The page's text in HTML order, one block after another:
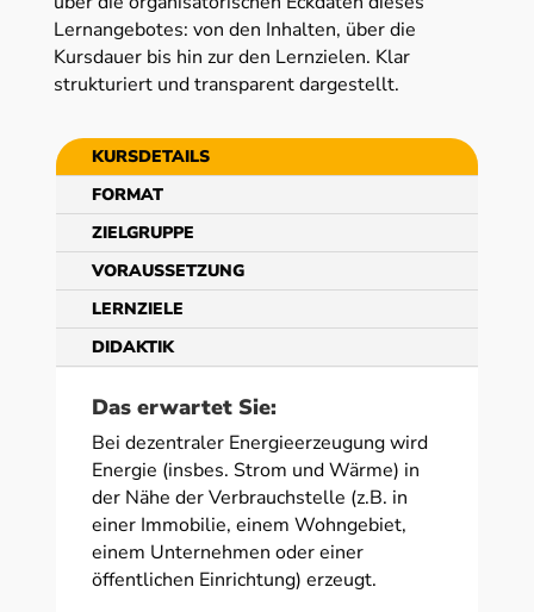
Lernangebotes: von den Inhalten, über die
Kursdauer bis hin zur den Lernzielen. Klar
strukturiert und transparent dargestellt.
KURSDETAILS
FORMAT
ZIELGRUPPE
VORAUSSETZUNG
LERNZIELE
DIDAKTIK
Das erwartet Sie:
Bei dezentraler Energieerzeugung wird
Energie (insbes. Strom und Wärme) in
der Nähe der Verbrauchstelle (z.B. in
einer Immobilie, einem Wohngebiet,
einem Unternehmen oder einer
öffentlichen Einrichtung) erzeugt.